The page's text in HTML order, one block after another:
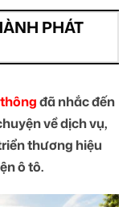
PHÁT
đã nhắc đến
về dịch vụ,
thương hiệu
ô tô.